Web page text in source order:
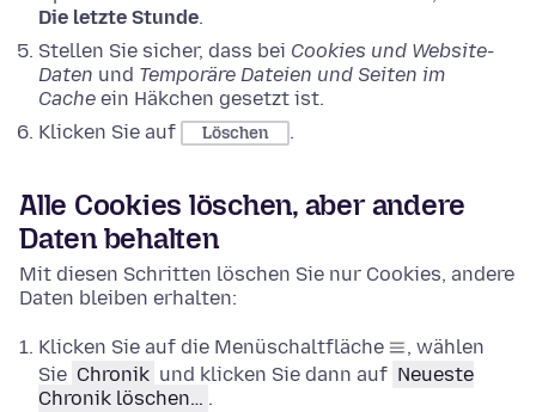
Die letzte Stunde.
Stellen Sie sicher, dass bei Cookies und Website-
Daten und Temporäre Dateien und Seiten im
Cache ein Häkchen gesetzt ist.
Klicken Sie auf
Löschen .
Alle Cookies löschen, aber andere
Daten behalten
Mit diesen Schritten löschen Sie nur Cookies, andere
Daten bleiben erhalten:
Klicken Sie auf die Menüschaltfläche
, wählen
Sie Chronik und klicken Sie dann auf Neueste
Chronik löschen… .